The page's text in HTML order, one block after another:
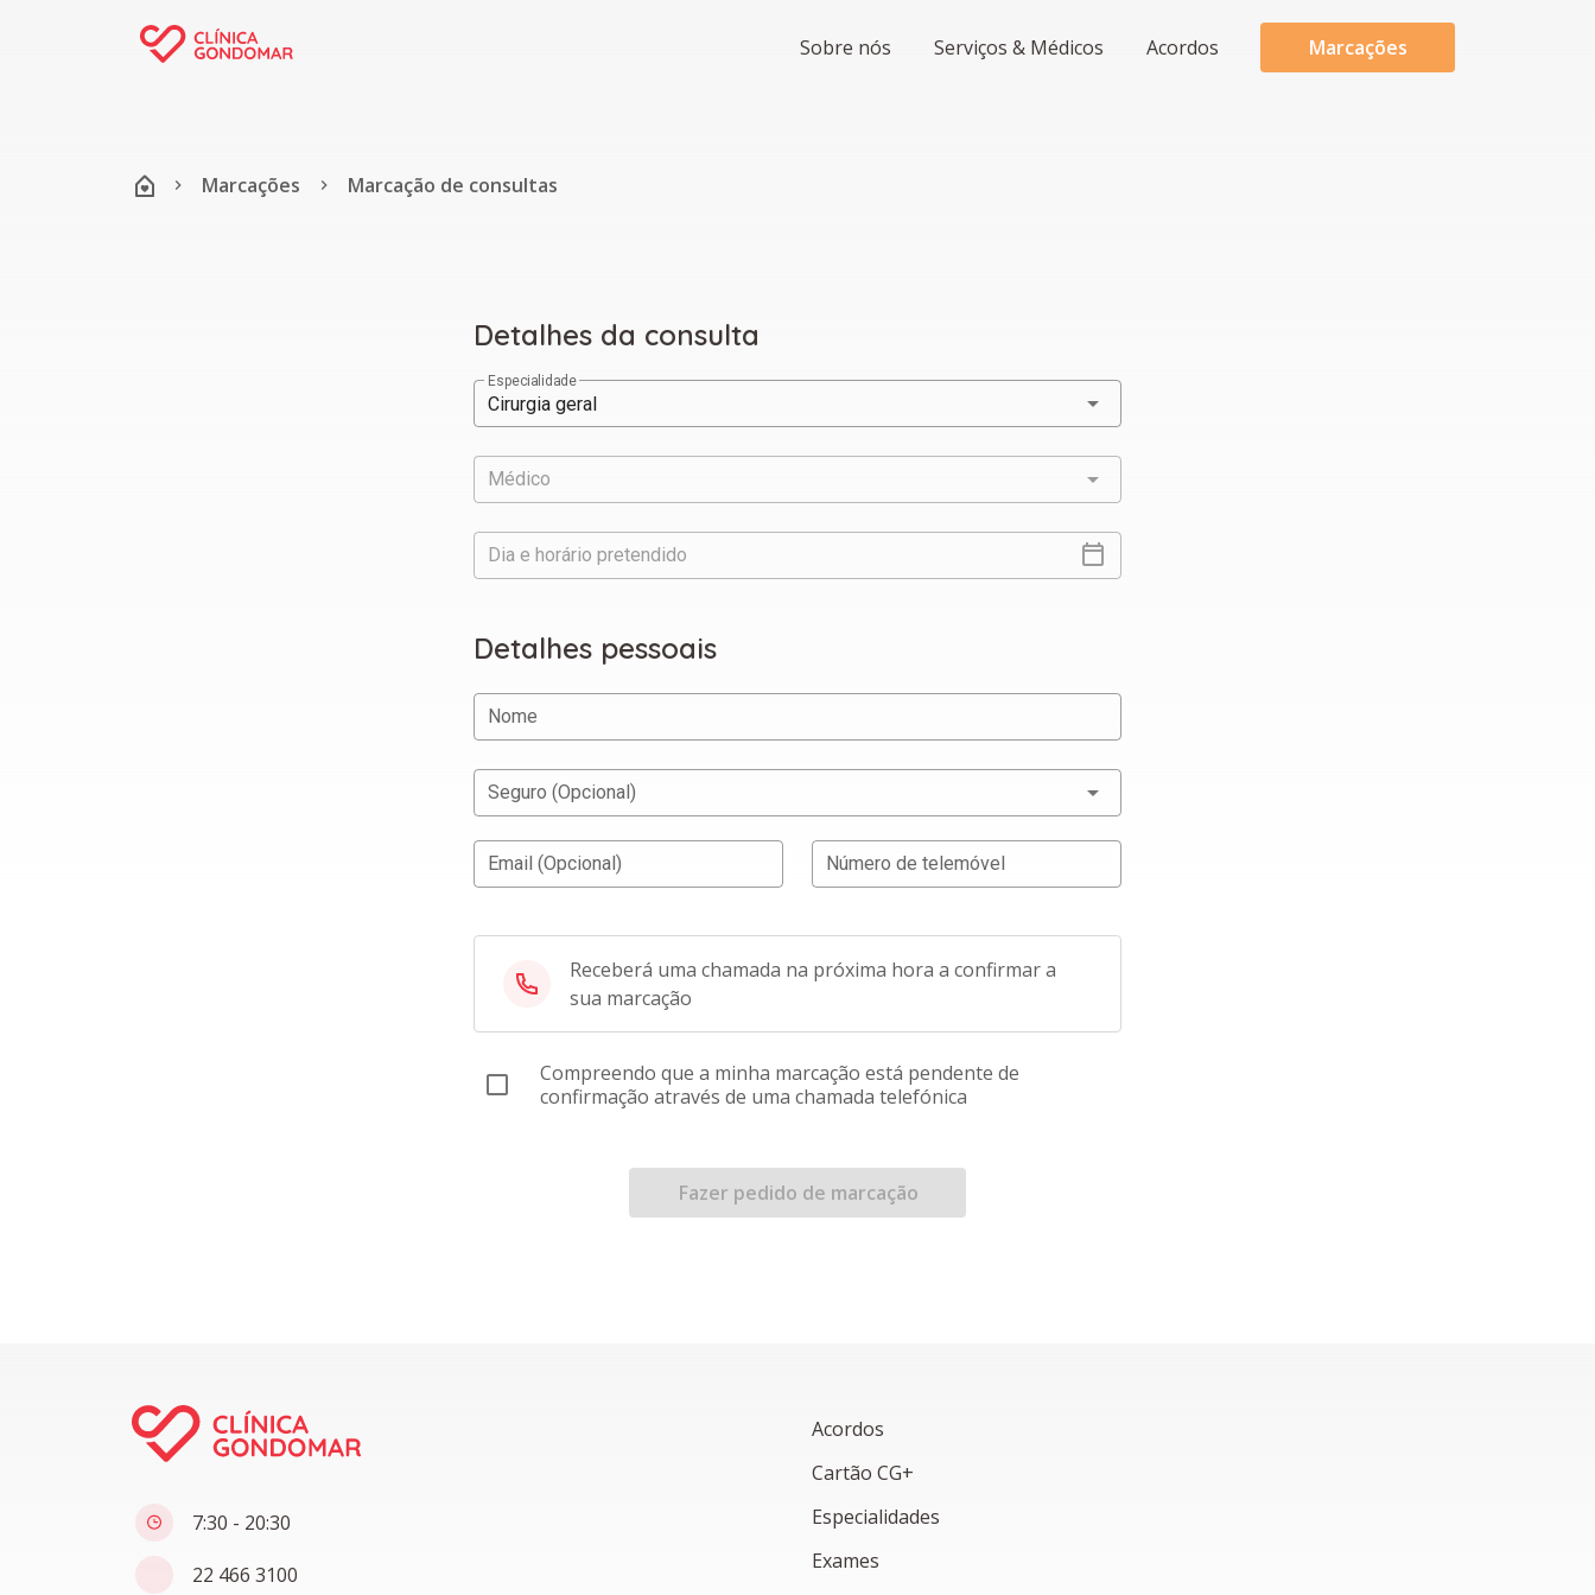
Sobre nós Serviços & Médicos Acordos Marcações
Marcações Marcação de consultas
Detalhes da consulta
Especialidade
Cirurgia geral
Médico
Dia e horário pretendido
Detalhes pessoais
Nome
Seguro (Opcional)
Email (Opcional) Número de telemóvel
Receberá uma chamada na próxima hora a confirmar a
sua marcação
Compreendo que a minha marcação está pendente de
confirmação através de uma chamada telefónica
Fazer pedido de marcação
7:30 - 20:30
22 466 3100
Acordos
Cartão CG+
Especialidades
Exames